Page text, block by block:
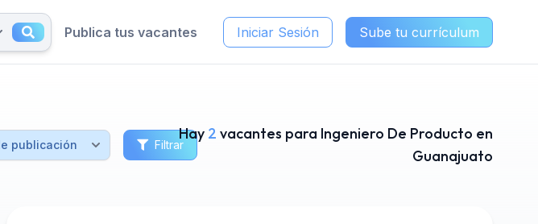
Publica tus vacantes Iniciar Sesión Sube tu currículum
Filtrar
Hay 2 vacantes para Ingeniero De Producto en
Guanajuato